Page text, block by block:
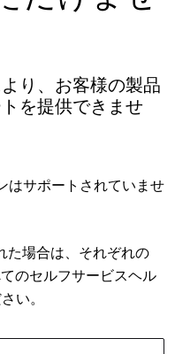
り、お客様の製品
を提供できませ
はサポートされていませ
た場合は、それぞれの
のセルフサービスヘル
い。